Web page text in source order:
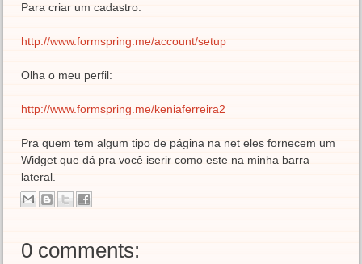
Para criar um cadastro:
http://www.formspring.me/account/setup
Olha o meu perfil:
http://www.formspring.me/keniaferreira2
Pra quem tem algum tipo de página na net eles fornecem um
Widget que dá pra você iserir como este na minha barra
lateral.
0 comments: